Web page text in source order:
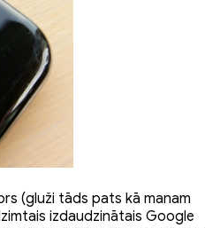
(gluži tāds pats kā manam
izdaudzinātais Google